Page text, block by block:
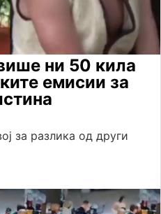
ни 50 кила
емисии за
за разлика од други